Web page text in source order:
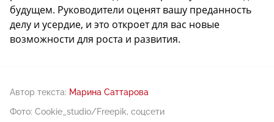
будущем. Руководители оценят вашу преданность
делу и усердие, и это откроет для вас новые
возможности для роста и развития.
Автор текста: Марина Саттарова
Фото: Cookie_studio/Freepik, соцсети